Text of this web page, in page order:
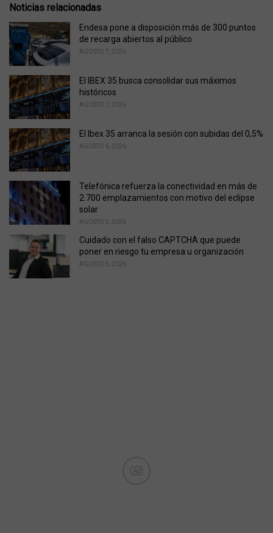
e
o
r
i
:
Noticias relacionadas
Endesa pone a disposición más de 300 puntos
de recarga abiertos al público
AGOSTO 7, 2026
El IBEX 35 busca consolidar sus máximos
históricos
AGOSTO 7, 2026
El Ibex 35 arranca la sesión con subidas del 0,5%
AGOSTO 6, 2026
Telefónica refuerza la conectividad en más de
2.700 emplazamientos con motivo del eclipse
solar
AGOSTO 5, 2026
Cuidado con el falso CAPTCHA que puede
poner en riesgo tu empresa u organización
AGOSTO 5, 2026
Ad